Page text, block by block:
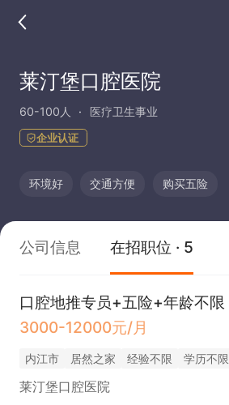
莱汀堡口腔医院
60-100人 医疗卫生事业
企业认证
环境好 交通方便 购买五险
公司信息 在招职位 · 5
口腔地推专员+五险+年龄不限
3000-12000元/月
内江市 居然之家 经验不限 学历不限
莱汀堡口腔医院